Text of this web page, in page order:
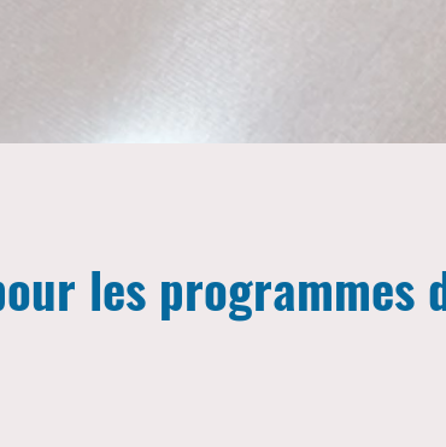
les programmes
les programmes